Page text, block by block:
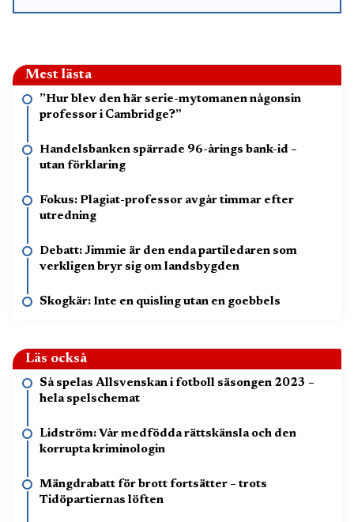
Mest lästa
”Hur blev den här serie-mytomanen någonsin
professor i Cambridge?”
Handelsbanken spärrade 96-årings bank-id –
utan förklaring
Fokus: Plagiat-professor avgår timmar efter
utredning
Debatt: Jimmie är den enda partiledaren som
verkligen bryr sig om landsbygden
Skogkär: Inte en quisling utan en goebbels
Läs också
Så spelas Allsvenskan i fotboll säsongen 2023 –
hela spelschemat
Lidström: Vår medfödda rättskänsla och den
korrupta kriminologin
Mängdrabatt för brott fortsätter – trots
Tidöpartiernas löften